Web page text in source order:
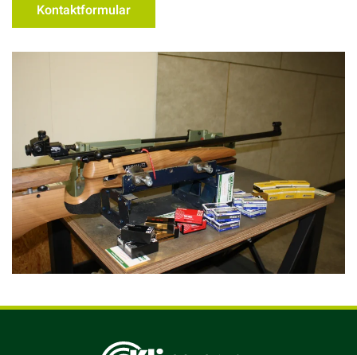
Kontaktformular